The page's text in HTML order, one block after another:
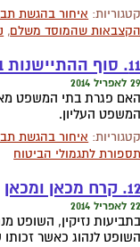
קטגוריות: איחור בהגשת
הקצבאות שהמוסד משלם,
11. סוף ההתיישנות בפגרה
29 לאפריל 2014
האם פגרת בתי המשפט
המשפט העליון.
קטגוריות: איחור בהגשת
תספורת לתגמולי הביטוח
12. קרח מכאן ומכאן
22 לאפריל 2014
בתביעות נזיקין, השופט
השופט לנהוג כאשר